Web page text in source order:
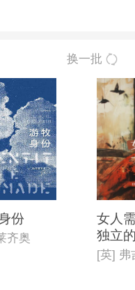
换一批
份
齐奥
女人
独立